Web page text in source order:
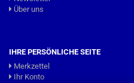
Über uns
IHRE PERSÖNLICHE SEITE
Merkzettel
Ihr Konto